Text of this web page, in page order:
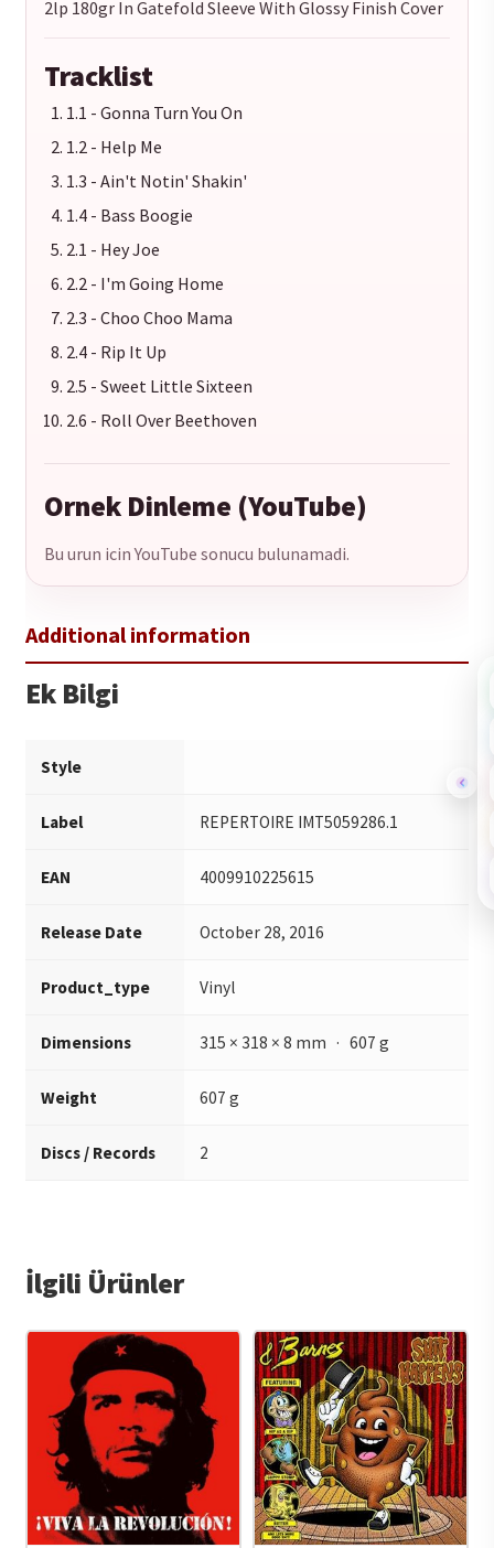
2lp 180gr In Gatefold Sleeve With Glossy Finish Cover
Tracklist
1.1 - Gonna Turn You On
1.2 - Help Me
1.3 - Ain't Notin' Shakin'
1.4 - Bass Boogie
2.1 - Hey Joe
2.2 - I'm Going Home
2.3 - Choo Choo Mama
2.4 - Rip It Up
2.5 - Sweet Little Sixteen
2.6 - Roll Over Beethoven
Ornek Dinleme (YouTube)
Bu urun icin YouTube sonucu bulunamadi.
Ek Bilgi
Style
Label REPERTOIRE IMT5059286.1
EAN 4009910225615
Release Date October 28, 2016
Product_type Vinyl
Dimensions 315 × 318 × 8 mm · 607 g
Weight 607 g
Discs / Records 2
İlgili Ürünler